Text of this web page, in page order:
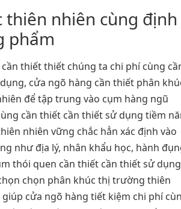
thiên nhiên cùng định
phẩm
thiết thiết chúng ta chi phí cùng
cửa ngõ hàng cần thiết phân
để tập trung vào cụm hàng ngũ
cần thiết cần thiết sử dụng tiềm
nhiên vững chắc hẳn xác định vào
như địa lý, nhân khẩu học, hành
thói quen cần thiết cần thiết sử dụng
chọn phân khúc thị trường thiên
cửa ngõ hàng tiết kiệm chi phí